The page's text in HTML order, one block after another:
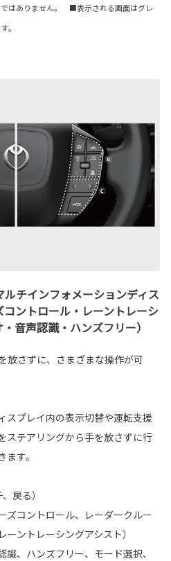
ではありません。 ■表示される画面はグレ
。
チインフォメーションディス
ントロール・レーントレーシ
音声認識・ハンズフリー）
放さずに、さまざまな操作が可
スプレイ内の表示切替や運転支援
ステアリングから手を放さずに行
す。
戻る）
コントロール、レーダークルー
ントレーシングアシスト）
、ハンズフリー、モード選択、